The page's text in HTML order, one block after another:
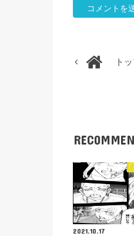
ト
2021.10.17